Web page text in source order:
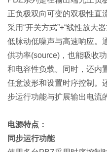
正负极双向可变的双极性直
采用“开关方式”+“线性放大
低脉动低噪声与高速响应。
供功率(source)，也能吸收
和电容性负载。同时，还内
任意波形和设置时序控制。
步运行功能与扩展输出电流
电源特点：
同步运行功能